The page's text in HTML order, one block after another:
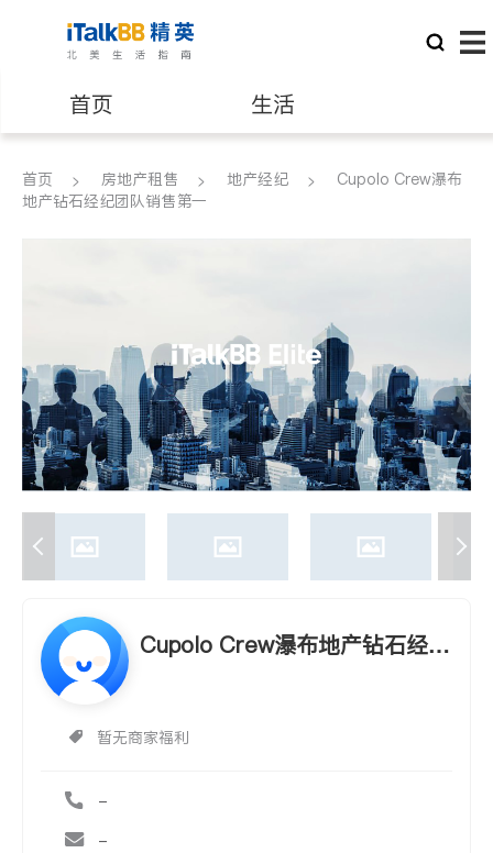
首页 生活
医生 律师
建筑装修
首页 房地产租售 地产经纪
Cupolo Crew瀑布
地产钻石经纪团队销售第一
Cupolo Crew瀑布地产钻石经纪
暂无商家福利
-
-